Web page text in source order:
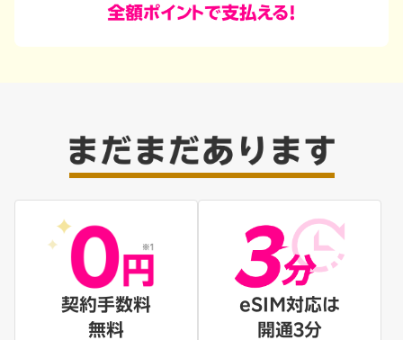
契約手数料
無料
eSIM対応は
開通3分